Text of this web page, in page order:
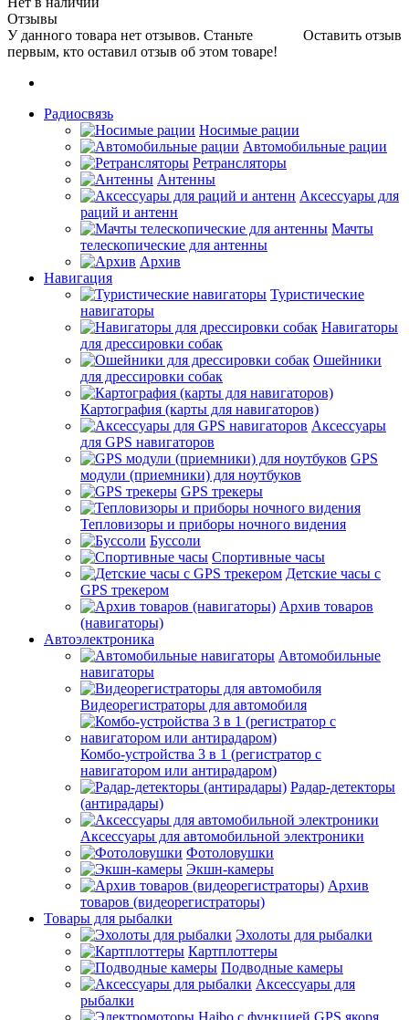
Отзывы
Оставить отзыв
У данного товара нет отзывов. Станьте
первым, кто оставил отзыв об этом товаре!
Радиосвязь
Носимые рации
Автомобильные рации
Ретрансляторы
Антенны
Аксессуары для
раций и антенн
Мачты
телескопические для антенны
Архив
Навигация
Туристические
навигаторы
Навигаторы
для дрессировки собак
Ошейники
для дрессировки собак
Картография (карты для навигаторов)
Аксессуары
для GPS навигаторов
GPS
модули (приемники) для ноутбуков
GPS трекеры
Тепловизоры и приборы ночного видения
Буссоли
Спортивные часы
Детские часы с
GPS трекером
Архив товаров
(навигаторы)
Автоэлектроника
Автомобильные
навигаторы
Видеорегистраторы для автомобиля
Комбо-устройства 3 в 1 (регистратор с
навигатором или антирадаром)
Радар-детекторы
(антирадары)
Аксессуары для автомобильной электроники
Фотоловушки
Экшн-камеры
Архив
товаров (видеорегистраторы)
Товары для рыбалки
Эхолоты для рыбалки
Картплоттеры
Подводные камеры
Аксессуары для
рыбалки